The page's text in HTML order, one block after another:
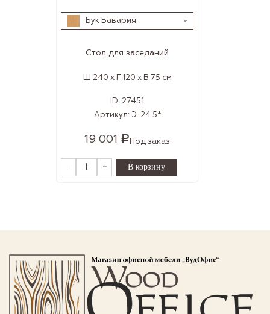
Бук Бавария
Стол для заседаний
Ш 240 x Г 120 x В 75 см
ID: 27451
Артикул: Э-24.5*
19 001 Р Под заказ
- +